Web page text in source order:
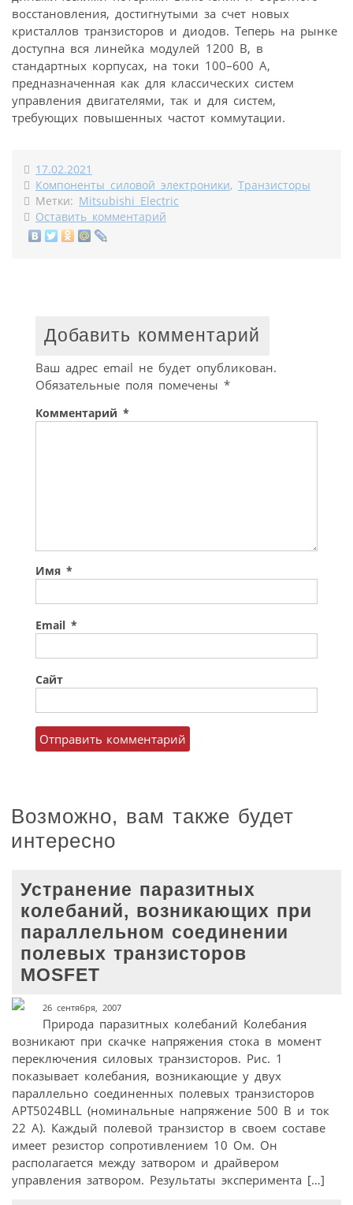
восстановления, достигнутыми за счет новых
кристаллов транзисторов и диодов. Теперь на рынке
доступна вся линейка модулей 1200 В, в
стандартных корпусах, на токи 100–600 А,
предназначенная как для классических систем
управления двигателями, так и для систем,
требующих повышенных частот коммутации.
17.02.2021
Компоненты силовой электроники, Транзисторы
Метки: Mitsubishi Electric
Оставить комментарий
Добавить комментарий
Ваш адрес email не будет опубликован.
Обязательные поля помечены *
Комментарий *
Имя *
Email *
Сайт
Возможно, вам также будет
интересно
Устранение паразитных
колебаний, возникающих при
параллельном соединении
полевых транзисторов
MOSFET
26 сентября, 2007
Природа паразитных колебаний Колебания
возникают при скачке напряжения стока в момент
переключения силовых транзисторов. Рис. 1
показывает колебания, возникающие у двух
параллельно соединенных полевых транзисторов
APT5024BLL (номинальные напряжение 500 В и ток
22 А). Каждый полевой транзистор в своем составе
имеет резистор сопротивлением 10 Ом. Он
располагается между затвором и драйвером
управления затвором. Результаты эксперимента […]